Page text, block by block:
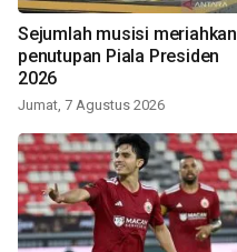
Sejumlah musisi meriahkan
penutupan Piala Presiden
2026
Jumat, 7 Agustus 2026